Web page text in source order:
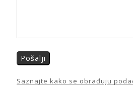
Saznajte kako se obrađuju